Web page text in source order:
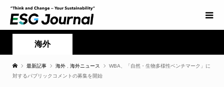
海外
最新記事 海外 海外ニュース
WBA、「自然・生物多様性ベンチマーク」に
対するパブリックコメントの募集を開始